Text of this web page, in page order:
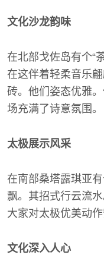
文化沙龙韵味
在北部戈佐岛有个“
在这伴着轻柔音乐
砖。他们姿态优雅
场充满了诗意氛围。
太极展示风采
在南部桑塔露琪亚
飘。其招式行云流
大家对太极优美动
文化深入人心